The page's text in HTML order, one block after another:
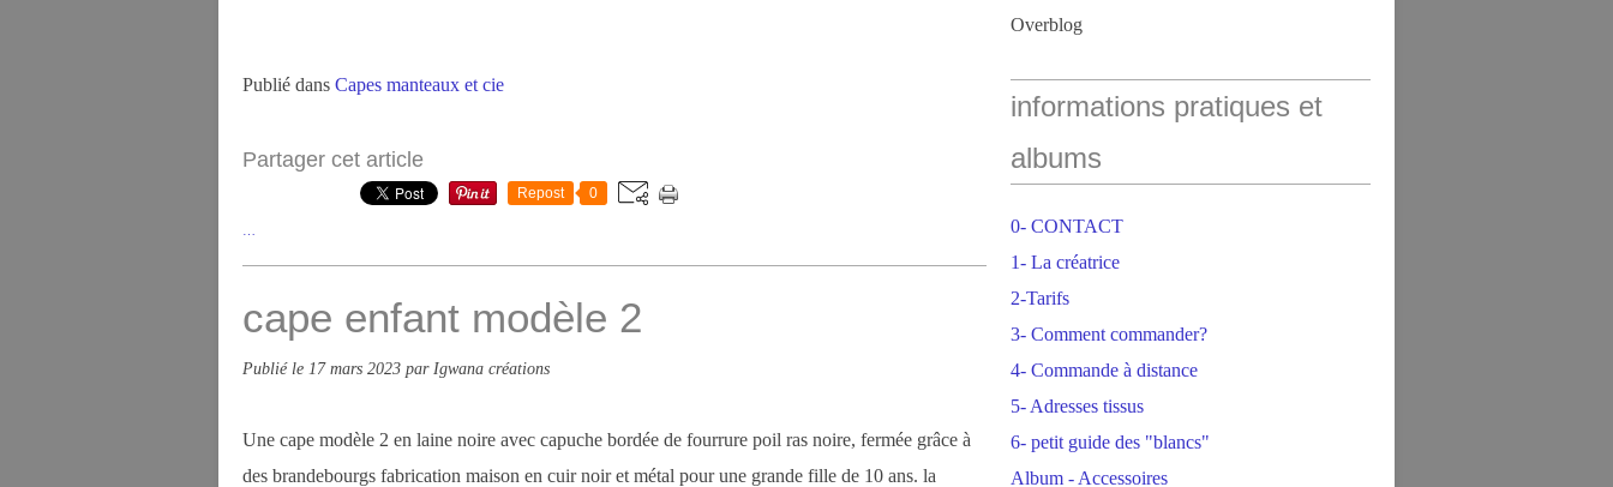
Publié dans Capes manteaux et cie
Partager cet article
Repost 0
cape enfant modèle 2
Publié le 17 mars 2023 par Igwana créations
Une cape modèle 2 en laine noire avec capuche bordée de fourrure poil ras noire, fermée grâce à
des brandebourgs fabrication maison en cuir noir et métal pour une grande fille de 10 ans. la
Overblog
informations pratiques et
albums
0- CONTACT
1- La créatrice
2-Tarifs
3- Comment commander?
4- Commande à distance
5- Adresses tissus
6- petit guide des "blancs"
Album - Accessoires